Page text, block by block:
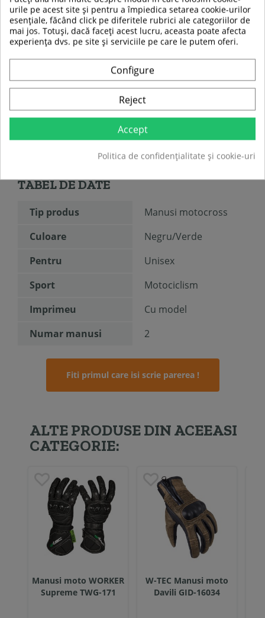
TABEL DE DATE
Tip produs
Manusi motocross
Culoare
Negru/Verde
Pentru
Unisex
Sport
Motociclism
Imprimeu
Cu model
Numar manusi
2
Fiti primul care isi scrie parerea !
ALTE PRODUSE DIN ACEEASI
CATEGORIE:
Manusi moto WORKER
Supreme TWG-171
W-TEC Manusi moto
Davili GID-16034
urile pe acest site și pentru a împiedica setarea cookie-urilor
esențiale, făcând click pe diferitele rubrici ale categoriilor de
mai jos. Totuși, dacă faceți acest lucru, aceasta poate afecta
experiența dvs. pe site și serviciile pe care le putem oferi.
Configure
Reject
Accept
Politica de confidențialitate și cookie-uri